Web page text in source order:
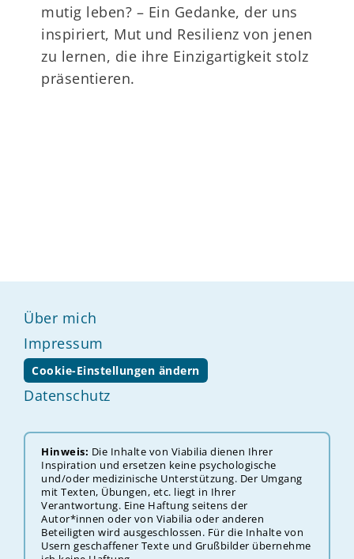
mutig leben? – Ein Gedanke, der uns
inspiriert, Mut und Resilienz von jenen
zu lernen, die ihre Einzigartigkeit stolz
präsentieren.
Über mich
Impressum
Cookie-Einstellungen ändern
Datenschutz
Hinweis: Die Inhalte von Viabilia dienen Ihrer
Inspiration und ersetzen keine psychologische
und/oder medizinische Unterstützung. Der ‎‎‎‎Umgang
mit Texten, Übungen, etc. liegt in Ihrer
Verantwortung. Eine Haftung seitens der
Autor*innen oder von Viabilia oder anderen
Beteiligten wird ausgeschlossen. Für die Inhalte von
Usern geschaffener Texte und Grußbilder übernehme